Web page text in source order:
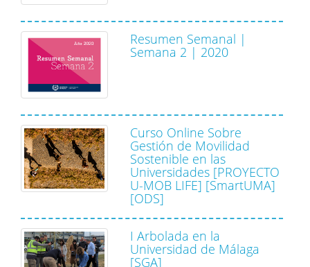
Resumen Semanal |
Semana 2 | 2020
Curso Online Sobre
Gestión de Movilidad
Sostenible en las
Universidades [PROYECTO
U-MOB LIFE] [SmartUMA]
[ODS]
I Arbolada en la
Universidad de Málaga
[SGA]